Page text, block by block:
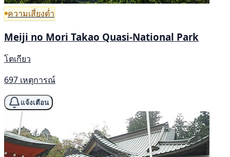
ความเสี่ยงต่ำ
Meiji no Mori Takao Quasi-National Park
โตเกียว
697 เหตุการณ์
แจ้งเตือน